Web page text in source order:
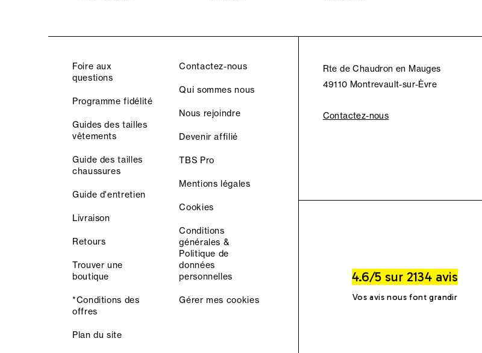
Foire aux
questions
Programme fidélité
Guides des tailles
vêtements
Guide des tailles
chaussures
Guide d'entretien
Livraison
Retours
Trouver une
boutique
*Conditions des
offres
Plan du site
Contactez-nous
Qui sommes nous
Nous rejoindre
Devenir affilié
TBS Pro
Mentions légales
Cookies
Conditions
générales &
Politique de
données
personnelles
Gérer mes cookies
Rte de Chaudron en Mauges
49110 Montrevault-sur-Èvre
Contactez-nous
4.6/5 sur 2134 avis
Vos avis nous font grandir